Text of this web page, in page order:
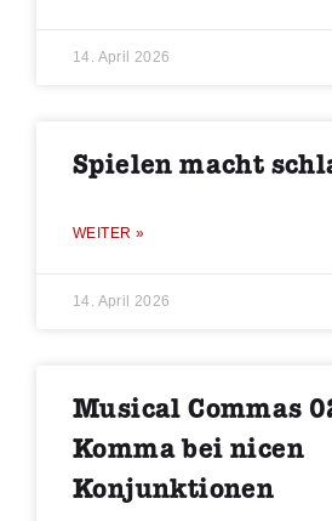
14. April 2026
Spielen macht
WEITER »
14. April 2026
Musical Commas
Komma bei nicen
Konjunktionen